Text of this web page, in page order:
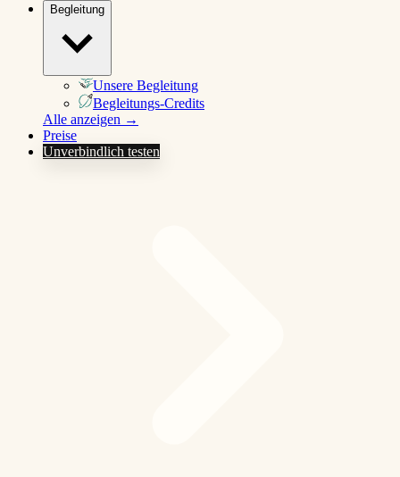
Begleitung
Unsere Begleitung
Begleitungs-Credits
Alle anzeigen →
Preise
Unverbindlich testen